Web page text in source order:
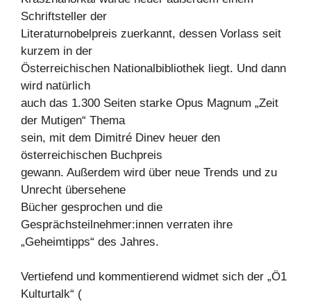
Schriftsteller der
Literaturnobelpreis zuerkannt, dessen Vorlass seit
kurzem in der
Österreichischen Nationalbibliothek liegt. Und dann
wird natürlich
auch das 1.300 Seiten starke Opus Magnum „Zeit
der Mutigen“ Thema
sein, mit dem Dimitré Dinev heuer den
österreichischen Buchpreis
gewann. Außerdem wird über neue Trends und zu
Unrecht übersehene
Bücher gesprochen und die
Gesprächsteilnehmer:innen verraten ihre
„Geheimtipps“ des Jahres.
Vertiefend und kommentierend widmet sich der „Ö1
Kulturtalk“ (